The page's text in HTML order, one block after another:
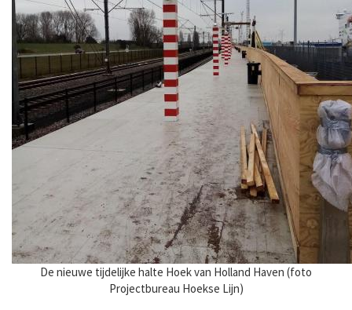
De nieuwe tijdelijke halte Hoek van Holland Haven (foto
Projectbureau Hoekse Lijn)